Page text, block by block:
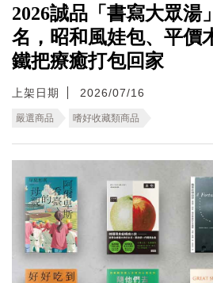
2026誠品「書寫大眾湯
名，昭和風娃包、平價
鐵把療癒打包回家
上架日期 2026/07/16
嚴選商品 嗜好收藏類商品